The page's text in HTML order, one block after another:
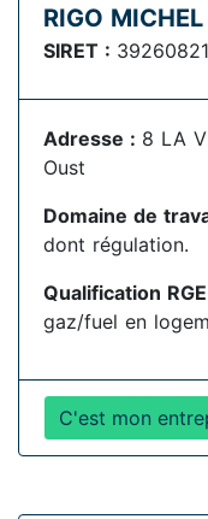
RIGO MICHEL
SIRET :
Adresse : 8 LA
Oust
Domaine de
dont régulation.
Qualification
gaz/fuel en
C'est mon